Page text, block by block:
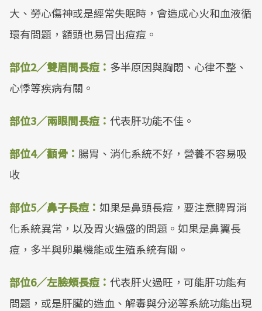
大、勞心傷神或是經常失眠時，會造成心火和血液循
環有問題，額頭也易冒出痘痘。
部位2／雙眉間長痘： 多半原因與胸悶、心律不整、
心悸等疾病有關。
部位3／兩眼間長痘： 代表肝功能不佳。
部位4／顴骨： 腸胃、消化系統不好，營養不容易吸
收
部位5／鼻子長痘： 如果是鼻頭長痘，要注意脾胃消
化系統異常，以及胃火過盛的問題。如果是鼻翼長
痘，多半與卵巢機能或生殖系統有關。
部位6／左臉頰長痘： 代表肝火過旺，可能肝功能有
問題，或是肝臟的造血、解毒與分泌等系統功能出現